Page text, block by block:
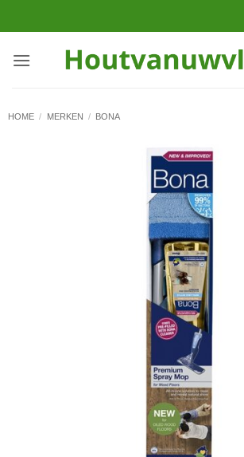
naar
HOME / MERKEN / BONA